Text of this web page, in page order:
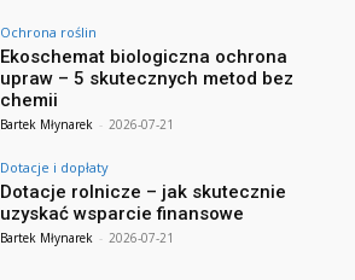
Ochrona roślin
Ekoschemat biologiczna ochrona
upraw – 5 skutecznych metod bez
chemii
Bartek Młynarek - 2026-07-21
Dotacje i dopłaty
Dotacje rolnicze – jak skutecznie
uzyskać wsparcie finansowe
Bartek Młynarek - 2026-07-21